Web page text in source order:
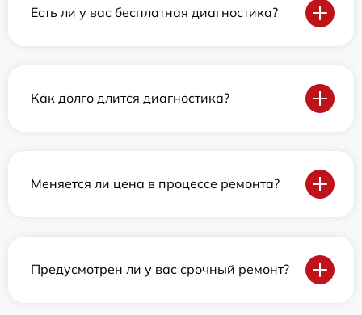
Есть ли у вас бесплатная диагностика?
Как долго длится диагностика?
Меняется ли цена в процессе ремонта?
Предусмотрен ли у вас срочный ремонт?